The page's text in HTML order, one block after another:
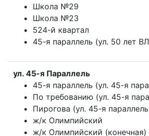
Школа №29
Школа №23
524-й квартал
45-я параллель (ул. 50 лет
ул. 45-я Параллель
45-я параллель (ул. 45-я
По требованию (ул. 45-я
Пирогова (ул. 45-я
ж/к Олимпийский
ж/к Олимпийский (конечная)